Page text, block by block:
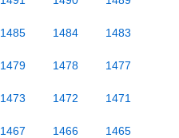
1485 1484 1483
1479 1478 1477
1473 1472 1471
1467 1466 1465